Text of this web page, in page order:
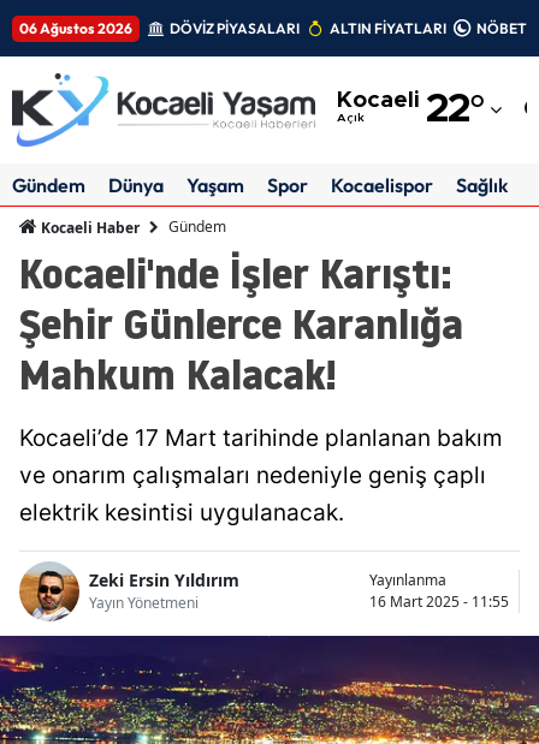
06 Ağustos 2026 DÖVİZ PİYASALARI ALTIN FİYATLARI
Kocaeli
Açık 22°
Adıyaman
Amasya
Ankara
Aydın
Bingöl
Bolu
Gündem Dünya Yaşam Spor Kocaelispor Sağlık
Kocaeli Haber Gündem
Kocaeli'nde İşler Karıştı:
Şehir Günlerce Karanlığa
Mahkum Kalacak!
Kocaeli’de 17 Mart tarihinde planlanan bakım
ve onarım çalışmaları nedeniyle geniş çaplı
elektrik kesintisi uygulanacak.
Zeki Ersin Yıldırım
Yayın Yönetmeni
Yayınlanma
16 Mart 2025 - 11:55